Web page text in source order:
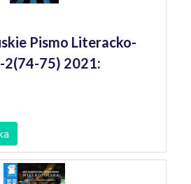
Pismo Literacko-
2(74-75) 2021: